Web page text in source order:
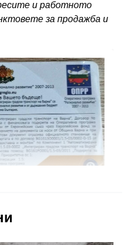
и работното
за продажба и